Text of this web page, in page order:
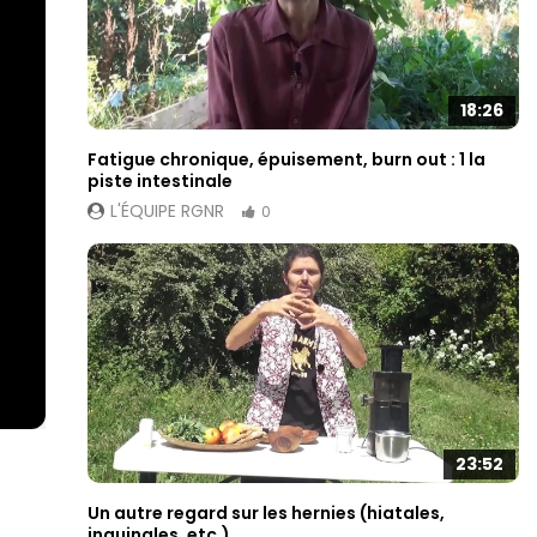
18:26
Fatigue chronique, épuisement, burn out : 1 la
piste intestinale
L'ÉQUIPE RGNR
0
23:52
Un autre regard sur les hernies (hiatales,